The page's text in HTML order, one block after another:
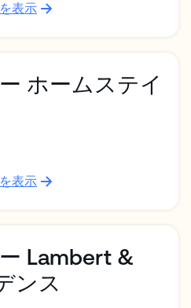
表示
ホームステイ
表示
Lambert &
ンス